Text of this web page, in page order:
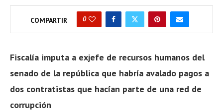
COMPARTIR 0
Fiscalía imputa a exjefe de recursos humanos del
senado de la república que habría avalado pagos a
dos contratistas que hacían parte de una red de
corrupción